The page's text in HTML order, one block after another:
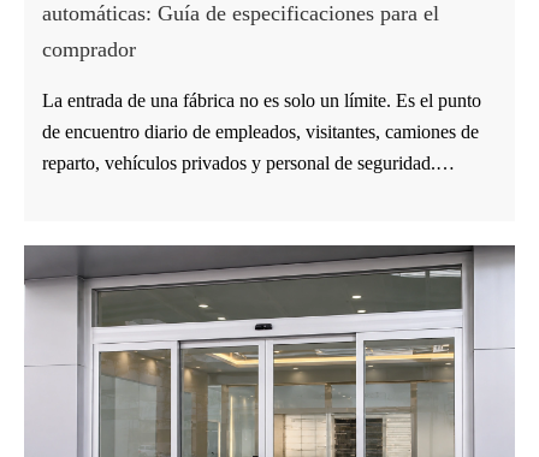
automáticas: Guía de especificaciones para el
comprador
La entrada de una fábrica no es solo un límite. Es el punto
de encuentro diario de empleados, visitantes, camiones de
reparto, vehículos privados y personal de seguridad.
control del tráfico y la distribución del sitio, no solo en la
longitud de la puerta. Para fábricas, parques industriales,
escuelas y complejos comerciales, una puerta retráctil debe
cumplir varias funciones a la vez. Debe abrirse lo suficiente
para el paso de vehículos, retraerse en un área lateral
limitada, facilitar el control de acceso y mantener una
imagen impecable de la propiedad. Puertas telescópicas y